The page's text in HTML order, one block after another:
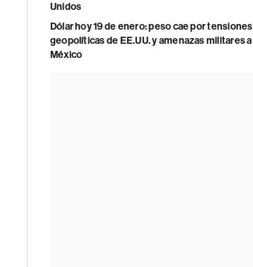
Unidos
Dólar hoy 19 de enero: peso cae por tensiones
geopolíticas de EE.UU. y amenazas militares a
México